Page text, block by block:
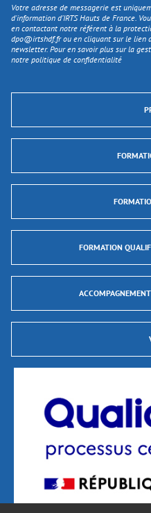
Votre adresse de messagerie est
d'information d’IRTS Hauts de France.
en contactant notre référent à la
dpo@irtshdf.frou en cliquant sur le lien
newsletter. Pour en savoir plus sur la
notre politique de confidentialité
FORMATION